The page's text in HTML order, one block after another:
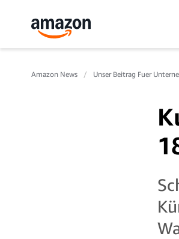
Amazon News Unser Beitrag Fuer